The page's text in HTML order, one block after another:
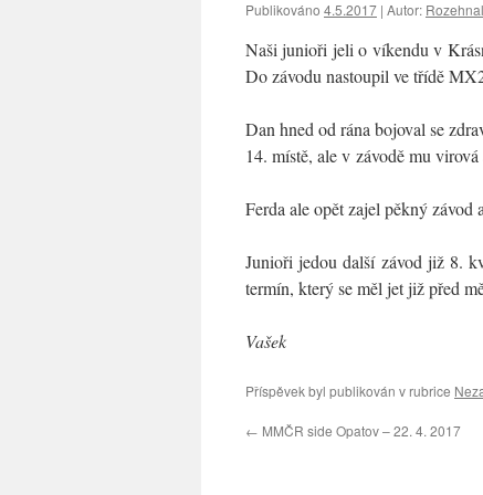
Publikováno 4.5.2017 | Autor: Rozehnal
Naši junioři jeli o víkendu v
Do závodu nastoupil ve třídě
Dan hned od rána bojoval se
14. místě, ale v závodě mu
Ferda ale opět zajel pěkný
Junioři jedou další závod již 8.
termín, který se měl jet již před
Vašek
Příspěvek byl publikován v rubrice
← MMČR side Opatov – 22. 4. 2017